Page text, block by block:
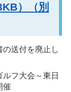
）（別
送付を廃止し
フ大会～東日
催